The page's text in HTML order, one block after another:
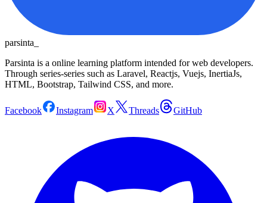
parsinta_
Parsinta is a online learning platform intended for web developers.
Through series-series such as Laravel, Reactjs, Vuejs, InertiaJs,
HTML, Bootstrap, Tailwind CSS, and more.
Facebook Instagram X Threads GitHub